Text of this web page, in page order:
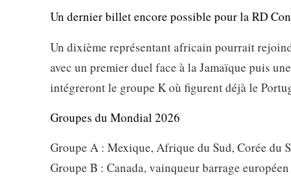
Un dernier billet encore possible pour la RD
Un dixième représentant africain pourrait
avec un premier duel face à la Jamaïque puis
intégreront le groupe K où figurent déjà le
Groupes du Mondial 2026
Groupe A : Mexique, Afrique du Sud, Corée du
Groupe B : Canada, vainqueur barrage